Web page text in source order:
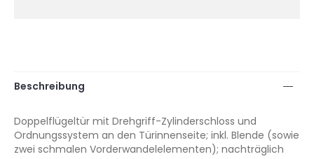
Beschreibung
Doppelflügeltür mit Drehgriff-Zylinderschloss und
Ordnungssystem an den Türinnenseite; inkl. Blende (sowie
zwei schmalen Vorderwandelelementen); nachträglich